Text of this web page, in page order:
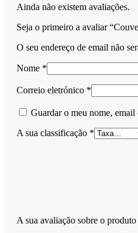
Ainda não existem avaliações.
Seja o primeiro a avaliar
O seu endereço de email não
Nome *
Correio eletrónico *
Guardar o meu nome, email
A sua classificação *
A sua avaliação sobre o produto